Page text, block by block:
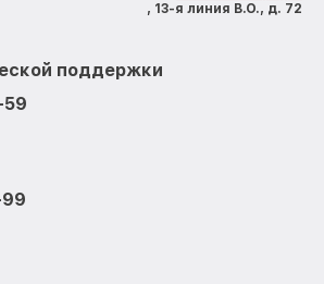
, 13-я линия В.О., д. 72
поддержки
59
99